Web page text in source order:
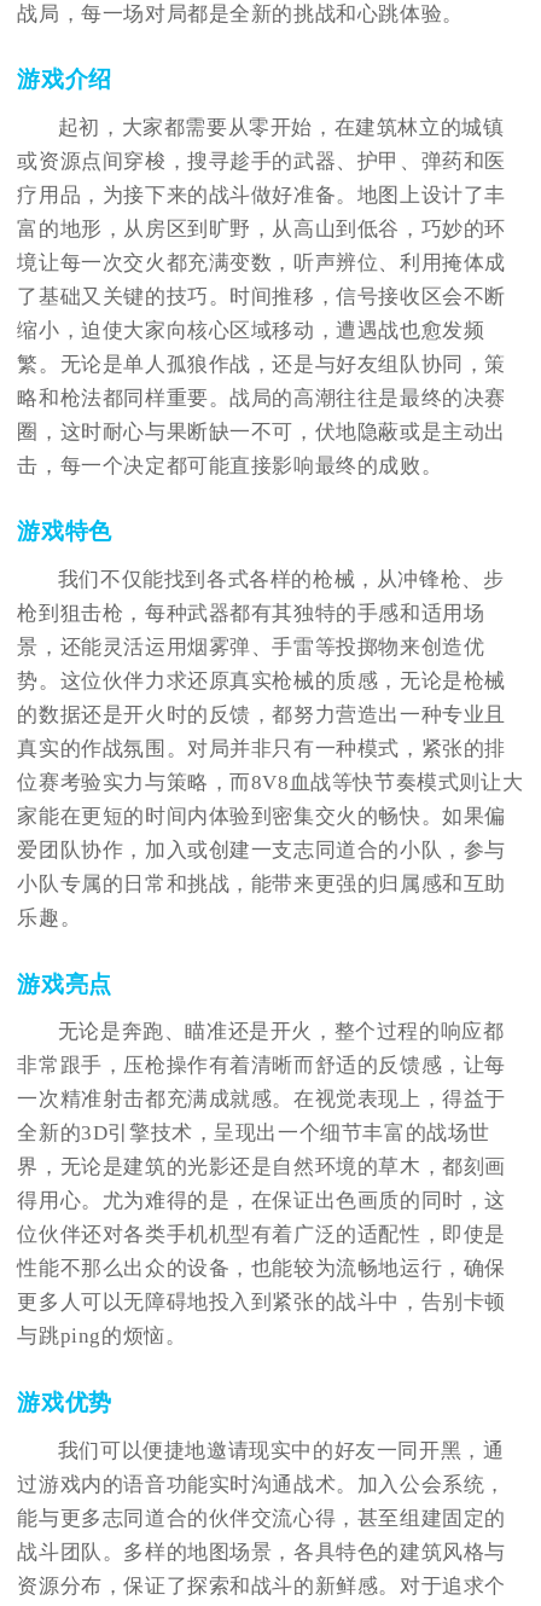
战局，每一场对局都是全新的挑战和心跳体验。
游戏介绍
起初，大家都需要从零开始，在建筑林立的城镇
或资源点间穿梭，搜寻趁手的武器、护甲、弹药和医
疗用品，为接下来的战斗做好准备。地图上设计了丰
富的地形，从房区到旷野，从高山到低谷，巧妙的环
境让每一次交火都充满变数，听声辨位、利用掩体成
了基础又关键的技巧。时间推移，信号接收区会不断
缩小，迫使大家向核心区域移动，遭遇战也愈发频
繁。无论是单人孤狼作战，还是与好友组队协同，策
略和枪法都同样重要。战局的高潮往往是最终的决赛
圈，这时耐心与果断缺一不可，伏地隐蔽或是主动出
击，每一个决定都可能直接影响最终的成败。
游戏特色
我们不仅能找到各式各样的枪械，从冲锋枪、步
枪到狙击枪，每种武器都有其独特的手感和适用场
景，还能灵活运用烟雾弹、手雷等投掷物来创造优
势。这位伙伴力求还原真实枪械的质感，无论是枪械
的数据还是开火时的反馈，都努力营造出一种专业且
真实的作战氛围。对局并非只有一种模式，紧张的排
位赛考验实力与策略，而8V8血战等快节奏模式则让大
家能在更短的时间内体验到密集交火的畅快。如果偏
爱团队协作，加入或创建一支志同道合的小队，参与
小队专属的日常和挑战，能带来更强的归属感和互助
乐趣。
游戏亮点
无论是奔跑、瞄准还是开火，整个过程的响应都
非常跟手，压枪操作有着清晰而舒适的反馈感，让每
一次精准射击都充满成就感。在视觉表现上，得益于
全新的3D引擎技术，呈现出一个细节丰富的战场世
界，无论是建筑的光影还是自然环境的草木，都刻画
得用心。尤为难得的是，在保证出色画质的同时，这
位伙伴还对各类手机机型有着广泛的适配性，即使是
性能不那么出众的设备，也能较为流畅地运行，确保
更多人可以无障碍地投入到紧张的战斗中，告别卡顿
与跳ping的烦恼。
游戏优势
我们可以便捷地邀请现实中的好友一同开黑，通
过游戏内的语音功能实时沟通战术。加入公会系统，
能与更多志同道合的伙伴交流心得，甚至组建固定的
战斗团队。多样的地图场景，各具特色的建筑风格与
资源分布，保证了探索和战斗的新鲜感。对于追求个